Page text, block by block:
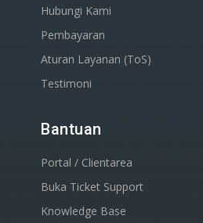
Hubungi Kami
Pembayaran
Aturan Layanan (ToS)
Testimoni
Bantuan
Portal / Clientarea
Buka Ticket Support
Knowledge Base